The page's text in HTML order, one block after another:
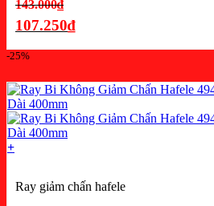
143.000₫Giá
gốc
107.250₫
tại
là:
107.250₫.
-25%
+
Ray giảm chấn hafele